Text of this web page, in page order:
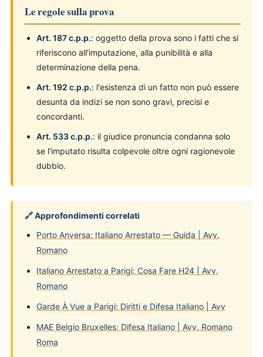
Le regole sulla prova
Art. 187 c.p.p.: oggetto della prova sono i fatti che si
riferiscono all'imputazione, alla punibilità e alla
determinazione della pena.
Art. 192 c.p.p.: l'esistenza di un fatto non può essere
desunta da indizi se non sono gravi, precisi e
concordanti.
Art. 533 c.p.p.: il giudice pronuncia condanna solo
se l'imputato risulta colpevole oltre ogni ragionevole
dubbio.
🔗 Approfondimenti correlati
Porto Anversa: Italiano Arrestato — Guida | Avv.
Romano
Italiano Arrestato a Parigi: Cosa Fare H24 | Avv.
Romano
Garde À Vue a Parigi: Diritti e Difesa Italiano | Avv
MAE Belgio Bruxelles: Difesa Italiano | Avv. Romano
Roma